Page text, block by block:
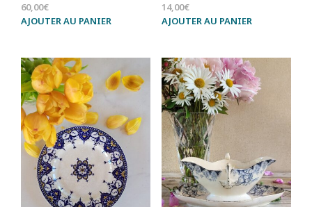
60,00€
AJOUTER AU PANIER
14,00€
AJOUTER AU PANIER